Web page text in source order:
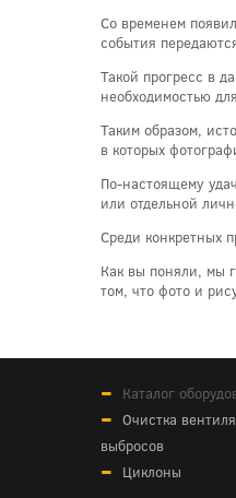
Со временем
события
Такой прогресс в
необходимостью
Таким образом,
в которых
По-настоящему
или отдельной
Среди конкретных
Как вы поняли, мы
том, что фото и
Каталог
Очистка
выбросов
Циклоны